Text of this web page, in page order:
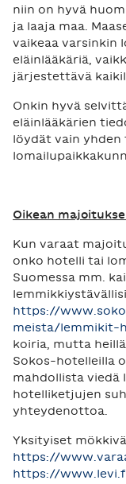
niin on hyvä
ja laaja maa.
vaikeaa varsinkin
eläinlääkäriä,
järjestettävä
Onkin hyvä
eläinlääkärien
löydät vain yhden
Oikean
Kun varaat
onko hotelli tai
Suomessa mm.
https://
meista/lemmikit-
koiria, mutta
Sokos-hotelleilla
mahdollista viedä
hotelliketjujen
yhteydenottoa.
Yksityiset
https://
https://